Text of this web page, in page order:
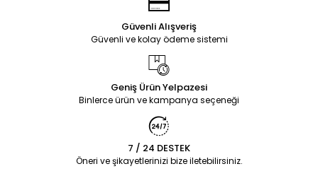
Güvenli Alışveriş
Güvenli ve kolay ödeme sistemi
Geniş Ürün Yelpazesi
Binlerce ürün ve kampanya seçeneği
7 / 24 DESTEK
Öneri ve şikayetlerinizi bize iletebilirsiniz.